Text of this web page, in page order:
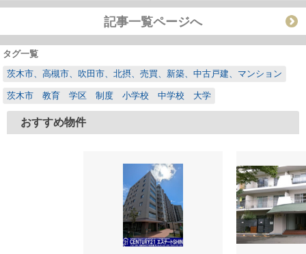
記事一覧ページへ
タグ一覧
茨木市、高槻市、吹田市、北摂、売買、新築、中古戸建、マンション
茨木市 教育 学区 制度 小学校 中学校 大学
おすすめ物件